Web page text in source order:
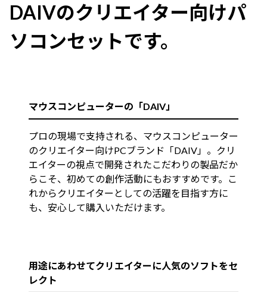
DAIVのクリエイター向けパ
ソコンセットです。
マウスコンピューターの「DAIV」
プロの現場で支持される、マウスコンピューター
のクリエイター向けPCブランド「DAIV」。クリ
エイターの視点で開発されたこだわりの製品だか
らこそ、初めての創作活動にもおすすめです。こ
れからクリエイターとしての活躍を目指す方に
も、安心して購入いただけます。
用途にあわせてクリエイターに人気のソフトをセ
レクト